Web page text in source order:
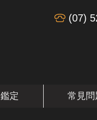
(07)
定 常見問